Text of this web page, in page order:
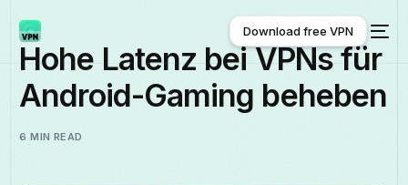
Download free VPN
Download free VPN
Hohe Latenz bei VPNs für
Android-Gaming beheben
6 MIN READ